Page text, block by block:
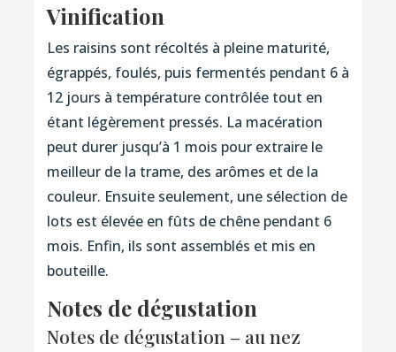
Vinification
Les raisins sont récoltés à pleine maturité,
égrappés, foulés, puis fermentés pendant 6 à
12 jours à température contrôlée tout en
étant légèrement pressés. La macération
peut durer jusqu’à 1 mois pour extraire le
meilleur de la trame, des arômes et de la
couleur. Ensuite seulement, une sélection de
lots est élevée en fûts de chêne pendant 6
mois. Enfin, ils sont assemblés et mis en
bouteille.
Notes de dégustation
Notes de dégustation – au nez